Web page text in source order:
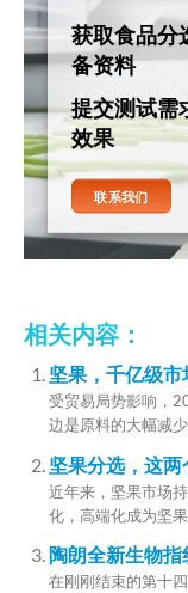
获取食品分
备资料
提交测试需
效果
联系我们
相关内容：
坚果，千亿级
受贸易局势影响，
边是原料的大幅减
坚果分选，这
近年来，坚果市场
化，高端化成为坚
陶朗全新生物
在刚刚结束的第十